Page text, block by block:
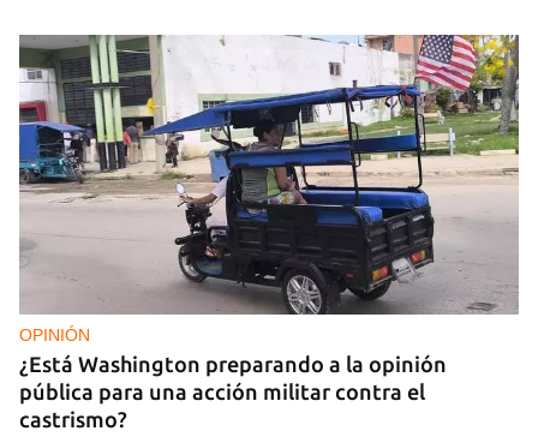
OPINIÓN
¿Está Washington preparando a la opinión
pública para una acción militar contra el
castrismo?